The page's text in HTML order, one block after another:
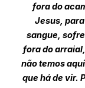
fora do
Jesus,
sangue,
fora do
não temos
que há de vir.